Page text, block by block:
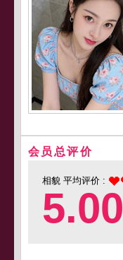
会员总评价
相貌 平均评价 :
5.00